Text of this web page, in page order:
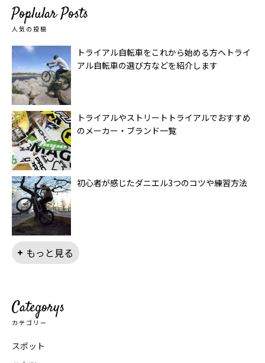
Poplular Posts
人気の投稿
トライアル自転車をこれから始める方へトライ
アル自転車の選び方などを紹介します
トライアルやストリートトライアルでおすすめ
のメーカー・ブランド一覧
初心者が感じたダニエル3つのコツや練習方法
もっと見る
Categorys
カテゴリー
スポット